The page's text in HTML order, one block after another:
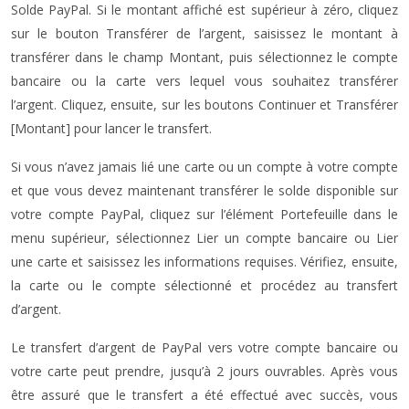
Solde PayPal. Si le montant affiché est supérieur à zéro, cliquez
sur le bouton Transférer de l’argent, saisissez le montant à
transférer dans le champ Montant, puis sélectionnez le compte
bancaire ou la carte vers lequel vous souhaitez transférer
l’argent. Cliquez, ensuite, sur les boutons Continuer et Transférer
[Montant] pour lancer le transfert.
Si vous n’avez jamais lié une carte ou un compte à votre compte
et que vous devez maintenant transférer le solde disponible sur
votre compte PayPal, cliquez sur l’élément Portefeuille dans le
menu supérieur, sélectionnez Lier un compte bancaire ou Lier
une carte et saisissez les informations requises. Vérifiez, ensuite,
la carte ou le compte sélectionné et procédez au transfert
d’argent.
Le transfert d’argent de PayPal vers votre compte bancaire ou
votre carte peut prendre, jusqu’à 2 jours ouvrables. Après vous
être assuré que le transfert a été effectué avec succès, vous